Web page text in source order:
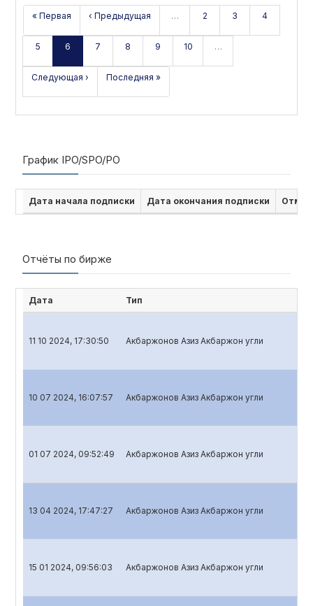
« Первая ‹ Предыдущая … 2 3 4
5 6 7 8 9 10 …
Следующая › Последняя »
График IPO/SPO/PO
Дата начала подписки Дата окончания подписки
Отчёты по бирже
Дата Тип
11 10 2024, 17:30:50 Акбаржонов Азиз Акбаржон угли
10 07 2024, 16:07:57 Акбаржонов Азиз Акбаржон угли
01 07 2024, 09:52:49 Акбаржонов Азиз Акбаржон угли
13 04 2024, 17:47:27 Акбаржонов Азиз Акбаржон угли
15 01 2024, 09:56:03 Акбаржонов Азиз Акбаржон угли